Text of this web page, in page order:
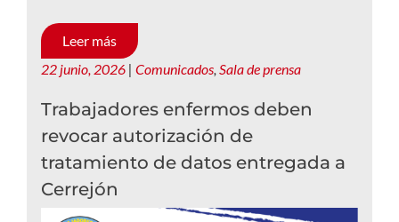
Leer más
22 junio, 2026 | Comunicados, Sala de prensa
Trabajadores enfermos deben
revocar autorización de
tratamiento de datos entregada a
Cerrejón